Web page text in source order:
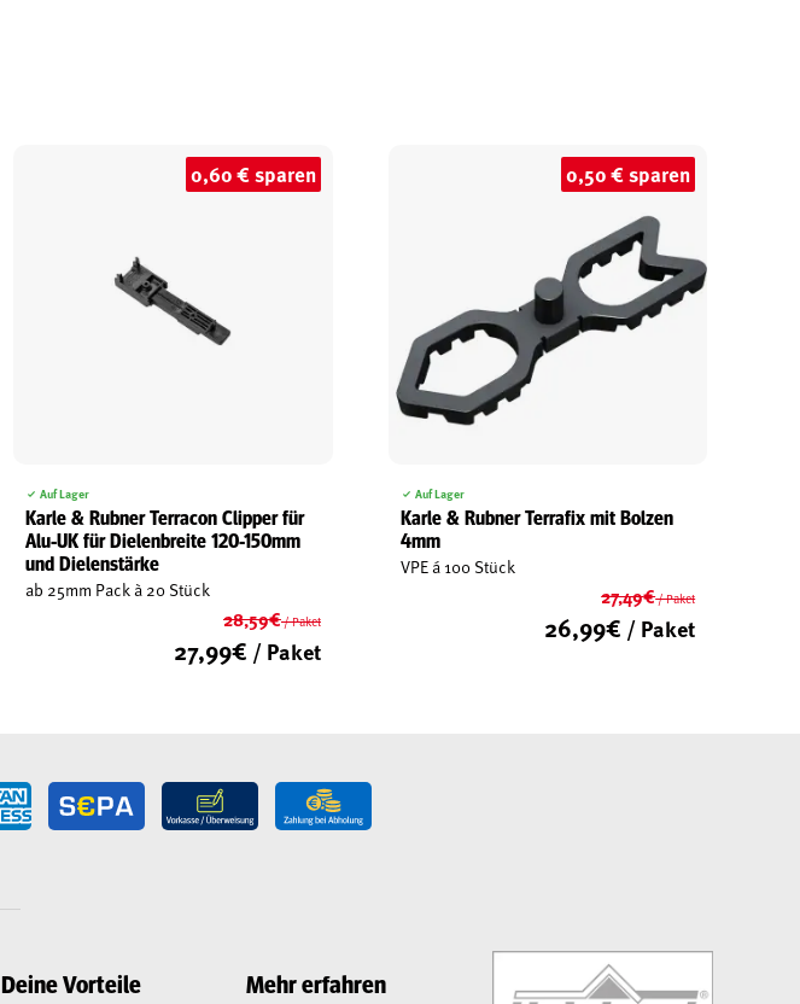
0,60 € sparen
Auf Lager
Karle & Rubner Terracon Clipper für
Alu-UK für Dielenbreite 120-150mm
und Dielenstärke
ab 25mm Pack à 20 Stück
28,59€/ Paket
Preis
27,99€ / Paket
0,50 € sparen
Auf Lager
Karle & Rubner Terrafix mit Bolzen
4mm
VPE á 100 Stück
27,49€/ Paket
Preis
26,99€ / Paket
Deine Vorteile Mehr erfahren